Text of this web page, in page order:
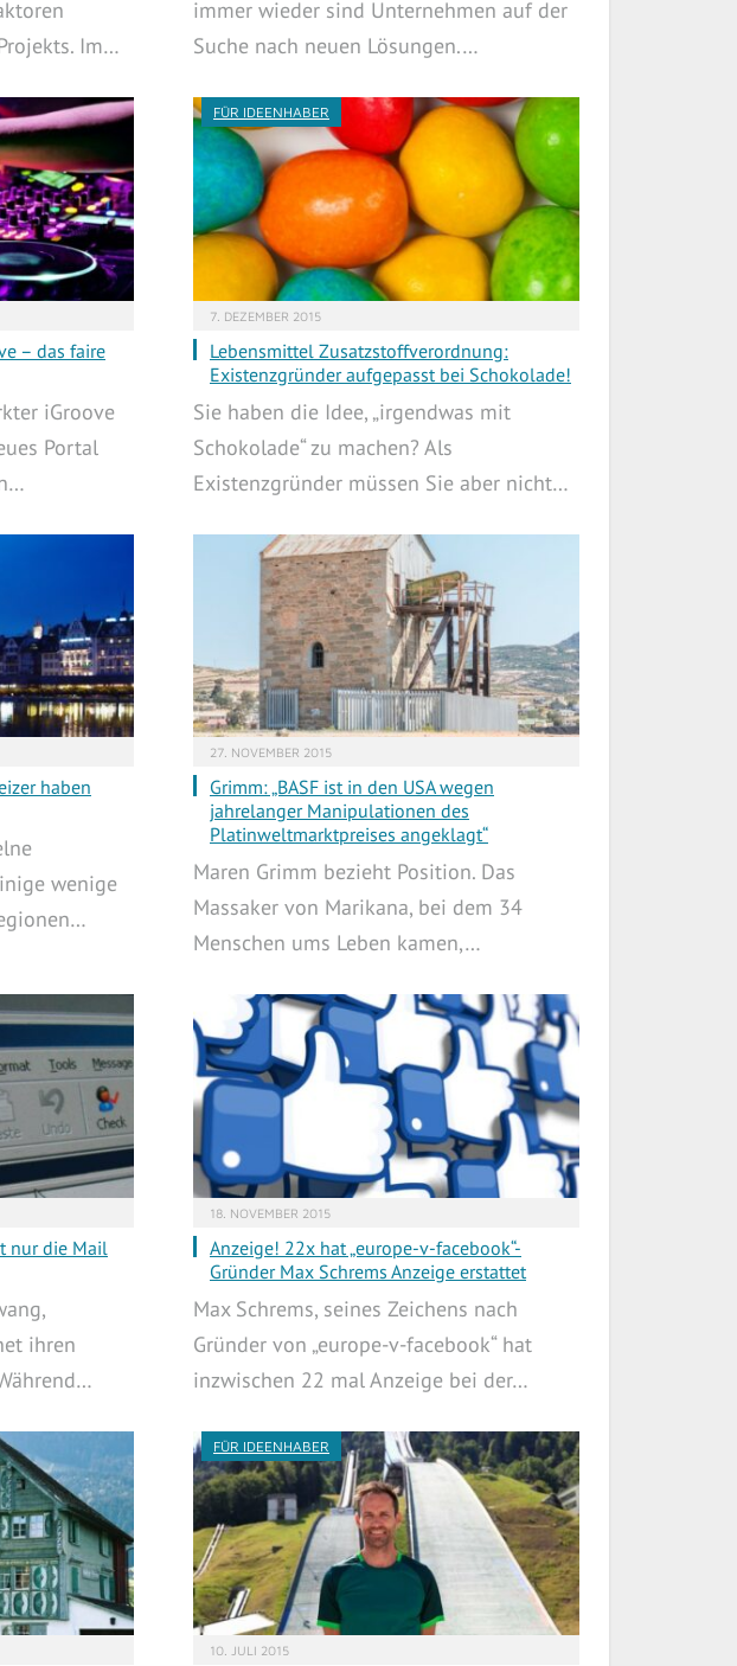
Im…
immer wieder sind Unternehmen auf der
Suche nach neuen Lösungen.…
– das faire
iGroove
Portal
FÜR IDEENHABER
7. DEZEMBER 2015
Lebensmittel Zusatzstoffverordnung:
Existenzgründer aufgepasst bei Schokolade!
Sie haben die Idee, „irgendwas mit
Schokolade“ zu machen? Als
Existenzgründer müssen Sie aber nicht…
haben
wenige
27. NOVEMBER 2015
Grimm: „BASF ist in den USA wegen
jahrelanger Manipulationen des
Platinweltmarktpreises angeklagt“
Maren Grimm bezieht Position. Das
Massaker von Marikana, bei dem 34
Menschen ums Leben kamen,…
nur die Mail
ihren
18. NOVEMBER 2015
Anzeige! 22x hat „europe-v-facebook“-
Gründer Max Schrems Anzeige erstattet
Max Schrems, seines Zeichens nach
Gründer von „europe-v-facebook“ hat
inzwischen 22 mal Anzeige bei der…
FÜR IDEENHABER
10. JULI 2015